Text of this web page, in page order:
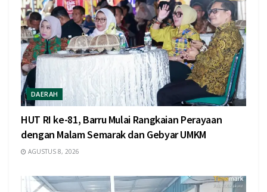
DAERAH
HUT RI ke-81, Barru Mulai Rangkaian Perayaan
dengan Malam Semarak dan Gebyar UMKM
AGUSTUS 8, 2026